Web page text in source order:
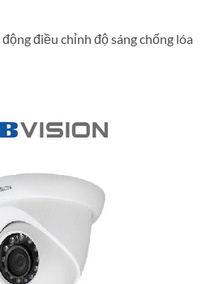
điều chỉnh độ sáng chống lóa